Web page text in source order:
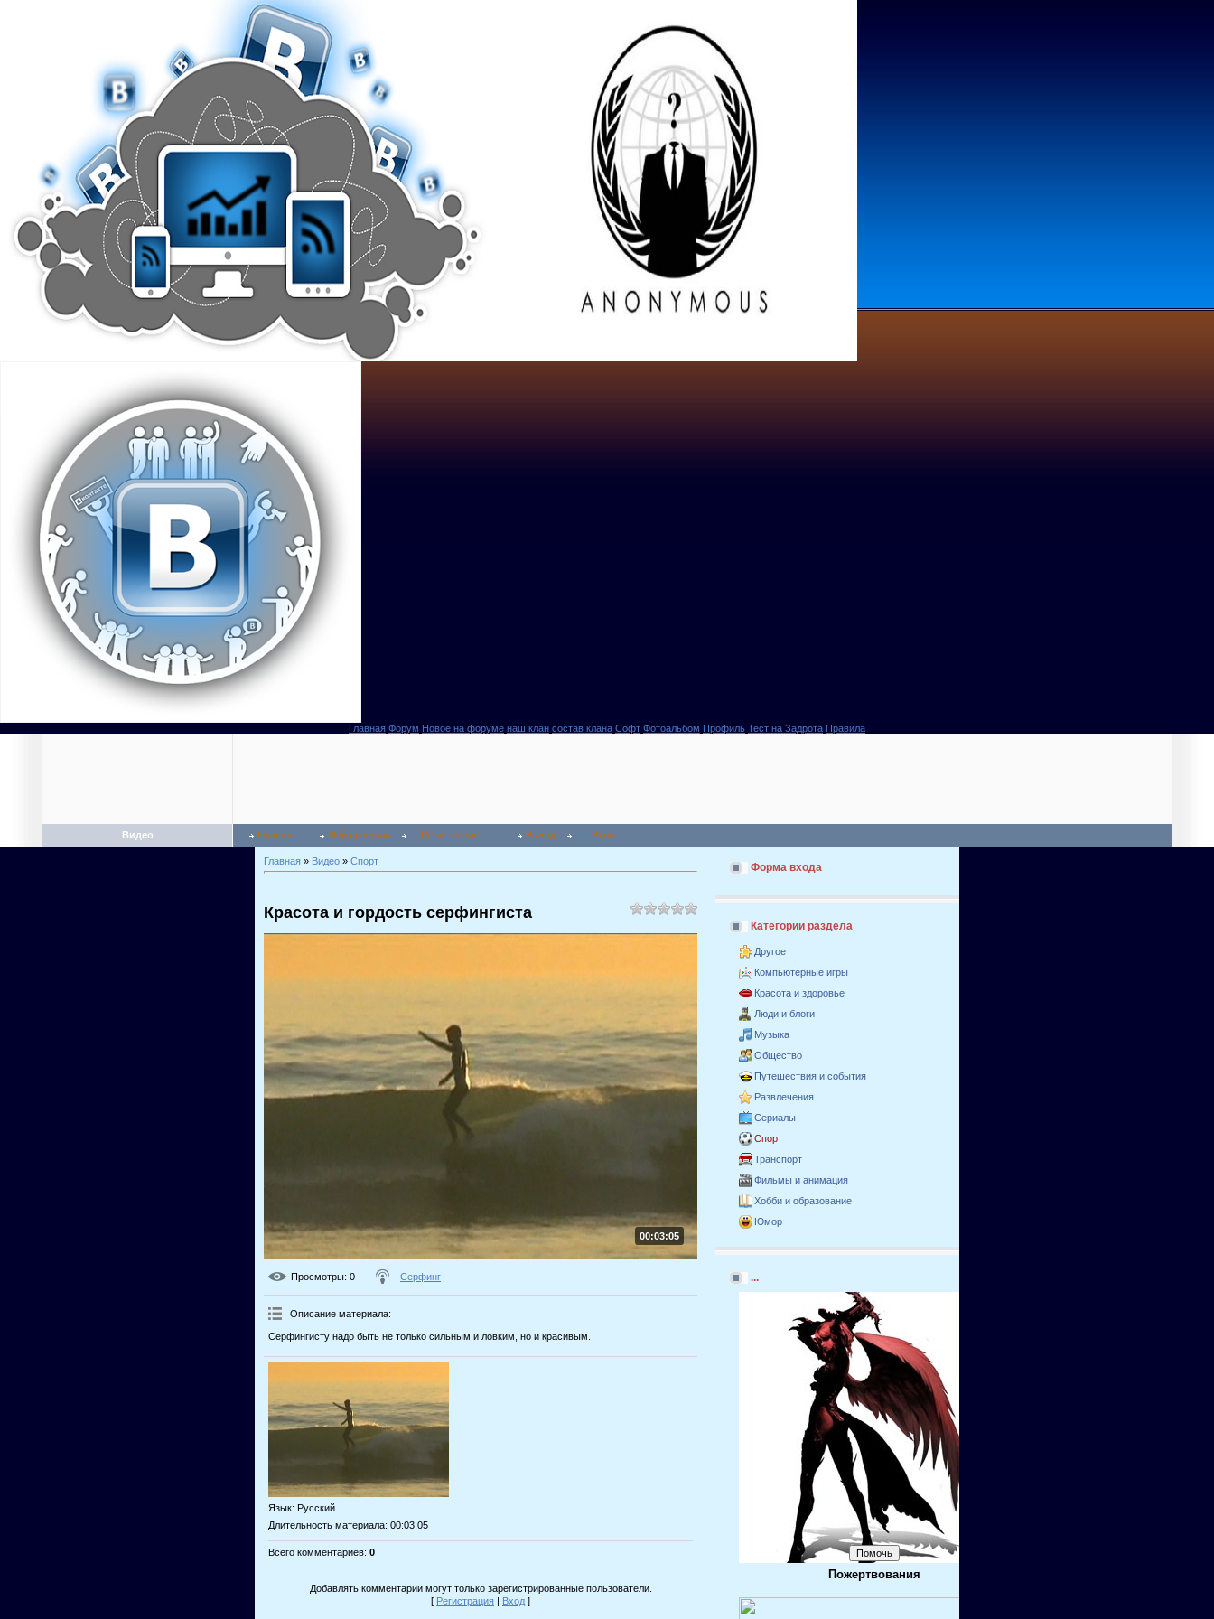
Главная Форум Новое на форуме наш клан состав клана Софт Фотоальбом Профиль Тест на Задрота Правила
Видео Главная Мой профиль Регистрация Выход Вход
Главная » Видео » Спорт
Красота и гордость серфингиста
00:03:05
Просмотры: 0 Серфинг
Описание материала:
Серфингисту надо быть не только сильным и ловким, но и красивым.
Язык: Русский
Длительность материала: 00:03:05
Всего комментариев: 0
Добавлять комментарии могут только зарегистрированные пользователи.
[ Регистрация | Вход ]
Форма входа
Категории раздела
Другое
Компьютерные игры
Красота и здоровье
Люди и блоги
Музыка
Общество
Путешествия и события
Развлечения
Сериалы
Спорт
Транспорт
Фильмы и анимация
Хобби и образование
Юмор
...
Пожертвования